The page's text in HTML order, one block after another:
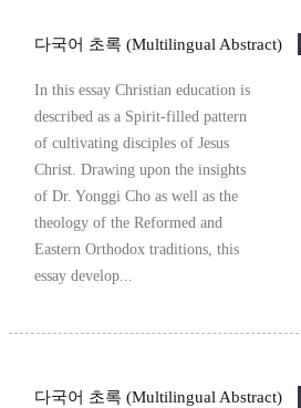
다국어 초록 (Multilingual Abstract)
In this essay Christian education is
described as a Spirit-filled pattern
of cultivating disciples of Jesus
Christ. Drawing upon the insights
of Dr. Yonggi Cho as well as the
theology of the Reformed and
Eastern Orthodox traditions, this
essay develop...
다국어 초록 (Multilingual Abstract)